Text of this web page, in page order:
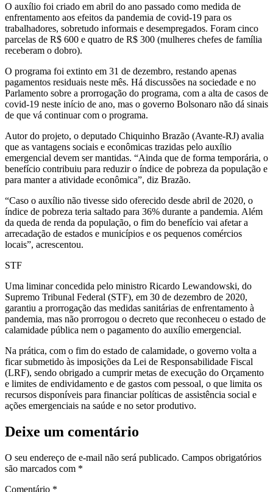
O auxílio foi criado em abril do ano passado como medida de
enfrentamento aos efeitos da pandemia de covid-19 para os
trabalhadores, sobretudo informais e desempregados. Foram cinco
parcelas de R$ 600 e quatro de R$ 300 (mulheres chefes de família
receberam o dobro).
O programa foi extinto em 31 de dezembro, restando apenas
pagamentos residuais neste mês. Há discussões na sociedade e no
Parlamento sobre a prorrogação do programa, com a alta de casos de
covid-19 neste início de ano, mas o governo Bolsonaro não dá sinais
de que vá continuar com o programa.
Autor do projeto, o deputado Chiquinho Brazão (Avante-RJ) avalia
que as vantagens sociais e econômicas trazidas pelo auxílio
emergencial devem ser mantidas. “Ainda que de forma temporária, o
benefício contribuiu para reduzir o índice de pobreza da população e
para manter a atividade econômica”, diz Brazão.
“Caso o auxílio não tivesse sido oferecido desde abril de 2020, o
índice de pobreza teria saltado para 36% durante a pandemia. Além
da queda de renda da população, o fim do benefício vai afetar a
arrecadação de estados e municípios e os pequenos comércios
locais”, acrescentou.
STF
Uma liminar concedida pelo ministro Ricardo Lewandowski, do
Supremo Tribunal Federal (STF), em 30 de dezembro de 2020,
garantiu a prorrogação das medidas sanitárias de enfrentamento à
pandemia, mas não prorrogou o decreto que reconheceu o estado de
calamidade pública nem o pagamento do auxílio emergencial.
Na prática, com o fim do estado de calamidade, o governo volta a
ficar submetido às imposições da Lei de Responsabilidade Fiscal
(LRF), sendo obrigado a cumprir metas de execução do Orçamento
e limites de endividamento e de gastos com pessoal, o que limita os
recursos disponíveis para financiar políticas de assistência social e
ações emergenciais na saúde e no setor produtivo.
Deixe um comentário
O seu endereço de e-mail não será publicado. Campos obrigatórios
são marcados com *
Comentário *